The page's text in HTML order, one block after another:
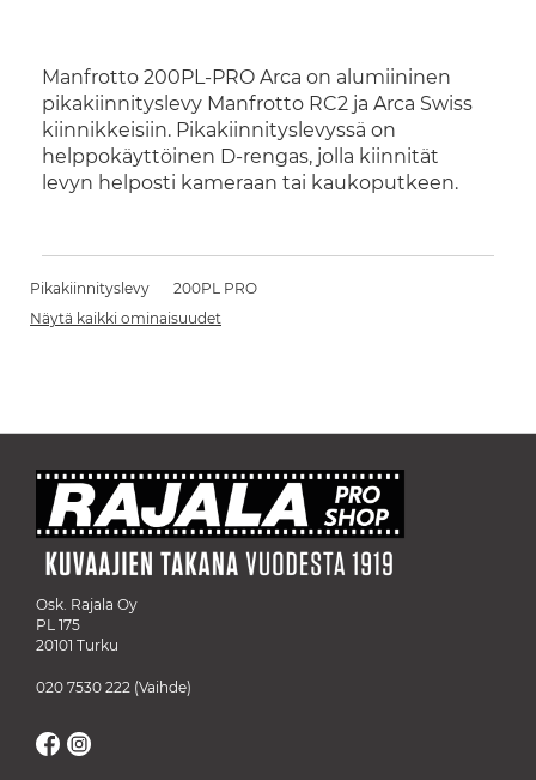
Manfrotto 200PL-PRO Arca on alumiininen
pikakiinnityslevy Manfrotto RC2 ja Arca Swiss
kiinnikkeisiin. Pikakiinnityslevyssä on
helppokäyttöinen D-rengas, jolla kiinnität
levyn helposti kameraan tai kaukoputkeen.
Pikakiinnityslevy
200PL PRO
Näytä kaikki ominaisuudet
Osk. Rajala Oy
PL 175
20101 Turku
020 7530 222 (Vaihde)